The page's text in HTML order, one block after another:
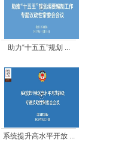
助力“十五五”规划 ...
系统提升高水平开放 ...